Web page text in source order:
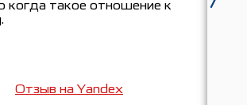
когда такое отношение к
Отзыв на Yandex